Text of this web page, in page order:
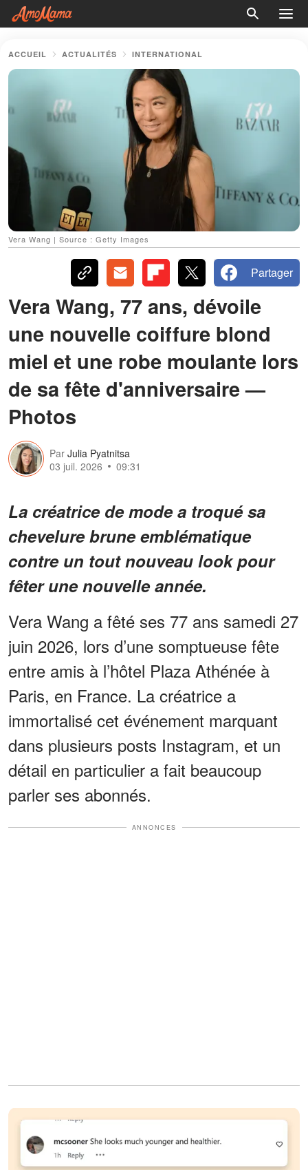
ACCUEIL ACTUALITÉS INTERNATIONAL
Vera Wang | Source : Getty Images
Partager
Vera Wang, 77 ans, dévoile
une nouvelle coiffure blond
miel et une robe moulante lors
de sa fête d'anniversaire —
Photos
Par Julia Pyatnitsa
03 juil. 2026
09:31
La créatrice de mode a troqué sa
chevelure brune emblématique
contre un tout nouveau look pour
fêter une nouvelle année.
Vera Wang a fêté ses 77 ans samedi 27
juin 2026, lors d’une somptueuse fête
entre amis à l’hôtel Plaza Athénée à
Paris, en France. La créatrice a
immortalisé cet événement marquant
dans plusieurs posts Instagram, et un
détail en particulier a fait beaucoup
parler ses abonnés.
ANNONCES